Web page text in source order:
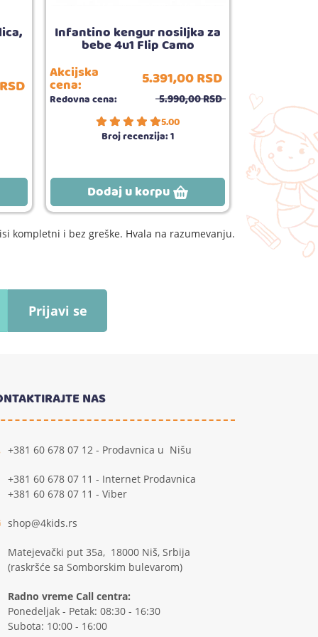
RSD
Infantino kengur nosiljka za
bebe 4u1 Flip Camo
Akcijska
cena: 5.391,00RSD
Redovna cena: 5.990,00RSD
5.00
Broj recenzija:1
Dodaj u korpu
kompletni i bez greške. Hvala na razumevanju.
Prijavi se
NAS
+381 60 678 07 12 - Prodavnica u Nišu
+381 60 678 07 11 - Internet Prodavnica
+381 60 678 07 11 - Viber
shop@4kids.rs
Matejevački put 35a, 18000 Niš, Srbija
(raskršće sa Somborskim bulevarom)
Radno vreme Call centra:
Ponedeljak - Petak: 08:30 - 16:30
Subota: 10:00 - 16:00